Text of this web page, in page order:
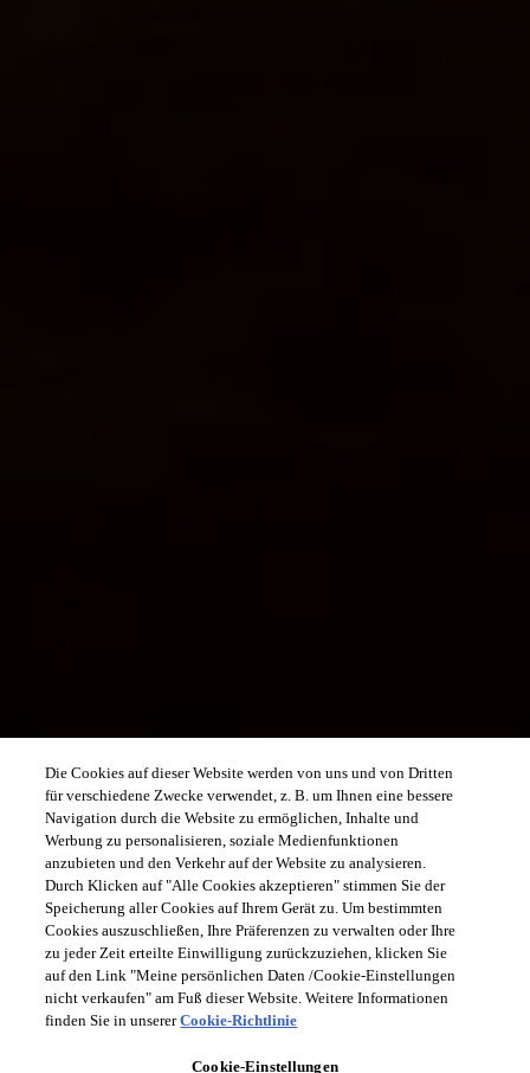
Die Cookies auf dieser Website werden von uns und von Dritten
für verschiedene Zwecke verwendet, z. B. um Ihnen eine bessere
Navigation durch die Website zu ermöglichen, Inhalte und
Werbung zu personalisieren, soziale Medienfunktionen
anzubieten und den Verkehr auf der Website zu analysieren.
Durch Klicken auf "Alle Cookies akzeptieren" stimmen Sie der
Speicherung aller Cookies auf Ihrem Gerät zu. Um bestimmten
Cookies auszuschließen, Ihre Präferenzen zu verwalten oder Ihre
zu jeder Zeit erteilte Einwilligung zurückzuziehen, klicken Sie
auf den Link "Meine persönlichen Daten /Cookie-Einstellungen
nicht verkaufen" am Fuß dieser Website. Weitere Informationen
finden Sie in unsererCookie-Richtlinie
Cookie-Einstellungen